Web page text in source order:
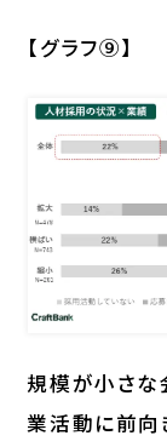
【グラフ⑨】
規模が小さな
業活動に前向